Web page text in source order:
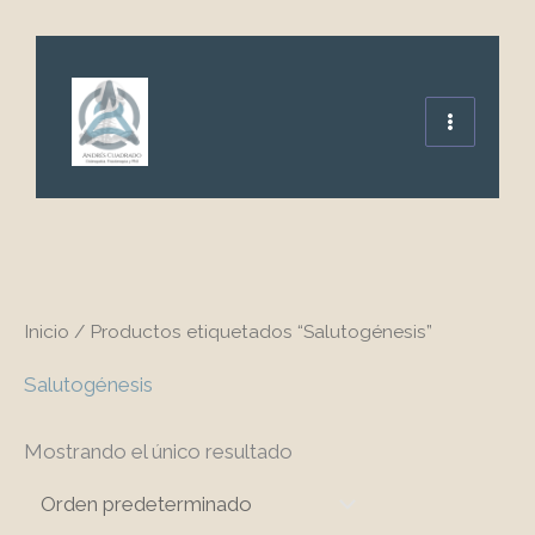
contenido
Inicio / Productos etiquetados “Salutogénesis”
Salutogénesis
Mostrando el único resultado